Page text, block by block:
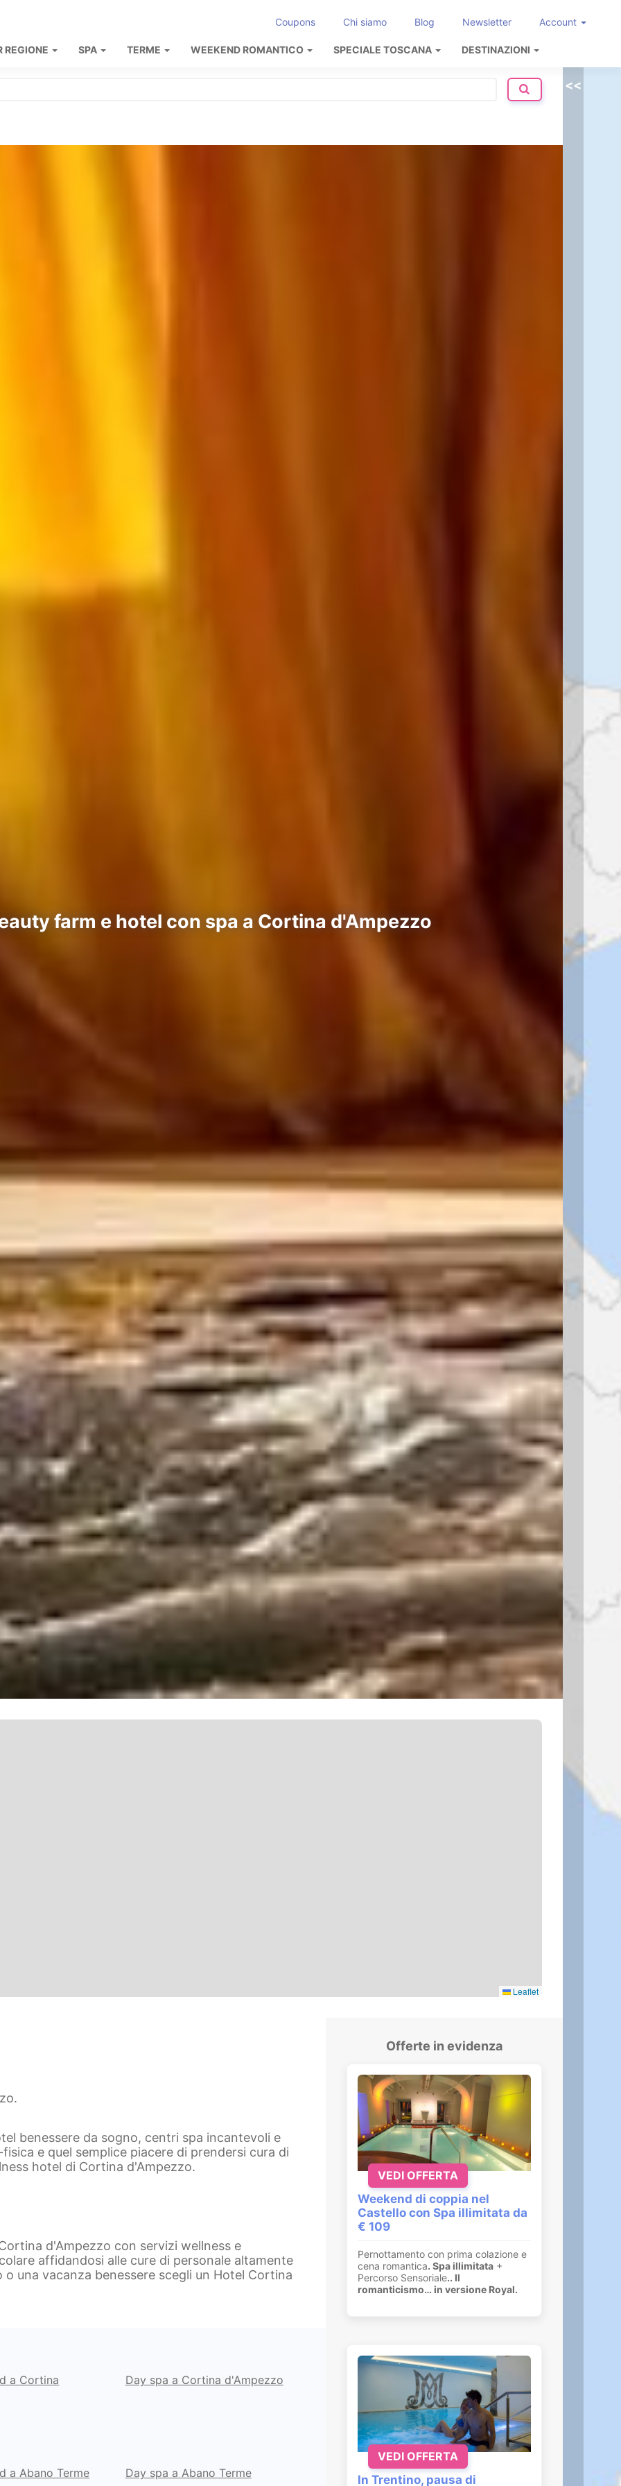
Coupons Chi siamo Blog Newsletter Account
REGIONE SPA TERME WEEKEND ROMANTICO SPECIALE TOSCANA DESTINAZIONI
farm e hotel con spa a Cortina d'Ampezzo
Leaflet
benessere da sogno, centri spa incantevoli e
e quel semplice piacere di prendersi cura di
hotel di Cortina d'Ampezzo.
d'Ampezzo con servizi wellness e
affidandosi alle cure di personale altamente
una vacanza benessere scegli un Hotel Cortina
a Cortina Day spa a Cortina d'Ampezzo
a Abano Terme Day spa a Abano Terme
Offerte in evidenza
Weekend di coppia nel
Castello con Spa illimitata da
€ 109
Pernottamento con prima colazione e
cena romantica. Spa illimitata +
Percorso Sensoriale.. Il
romanticismo… in versione Royal.
VEDI OFFERTA
In Trentino, pausa di
VEDI OFFERTA
<<